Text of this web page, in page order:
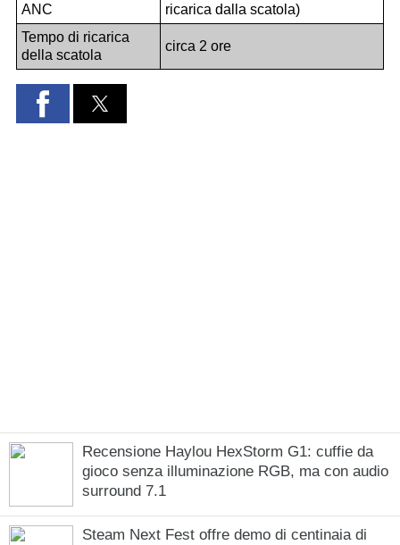
Recensione Haylou HexStorm G1: cuffie da
gioco senza illuminazione RGB, ma con audio
surround 7.1
Steam Next Fest offre demo di centinaia di